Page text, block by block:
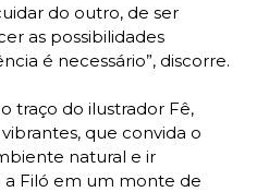
do outro, de ser
as possibilidades
é necessário”, discorre.
traço do ilustrador Fê,
que convida o
natural e ir
Filó em um monte de